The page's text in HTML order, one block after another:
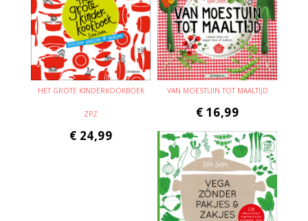
HET GROTE KINDERKOOKBOEK
ZPZ
€ 24,99
VAN MOESTUIN TOT MAALTIJD
€ 16,99